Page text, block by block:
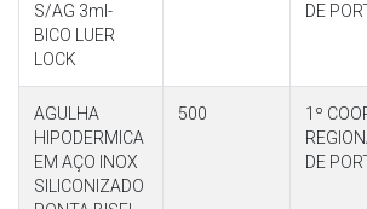
S/AG 3ml-
BICO LUER
LOCK
DE
AGULHA
HIPODERMICA
EM AÇO INOX
SILICONIZADO
500
1º
DE